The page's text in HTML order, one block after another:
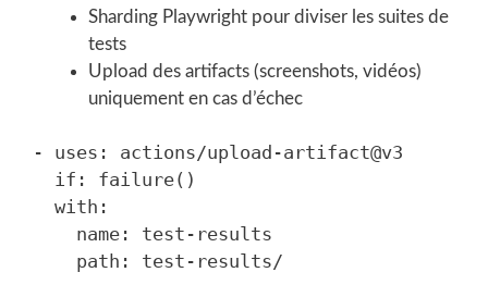
Sharding Playwright pour diviser les suites de
tests
Upload des artifacts (screenshots, vidéos)
uniquement en cas d’échec
- uses: actions/upload-artifact@v3